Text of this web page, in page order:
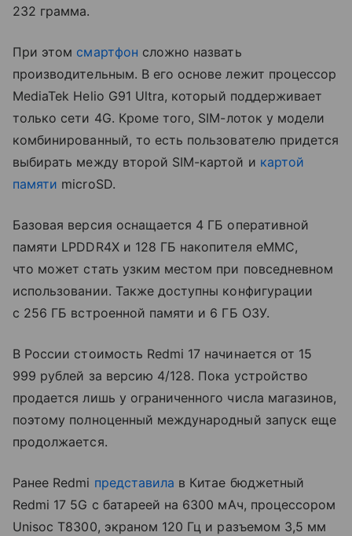
232 грамма.
При этом смартфон сложно назвать
производительным. В его основе лежит процессор
MediaTek Helio G91 Ultra, который поддерживает
только сети 4G. Кроме того, SIM-лоток у модели
комбинированный, то есть пользователю придется
выбирать между второй SIM-картой и картой
памяти microSD.
Базовая версия оснащается 4 ГБ оперативной
памяти LPDDR4X и 128 ГБ накопителя eMMC,
что может стать узким местом при повседневном
использовании. Также доступны конфигурации
с 256 ГБ встроенной памяти и 6 ГБ ОЗУ.
В России стоимость Redmi 17 начинается от 15
999 рублей за версию 4/128. Пока устройство
продается лишь у ограниченного числа магазинов,
поэтому полноценный международный запуск еще
продолжается.
Ранее Redmi представила в Китае бюджетный
Redmi 17 5G с батареей на 6300 мАч, процессором
Unisoc T8300, экраном 120 Гц и разъемом 3,5 мм